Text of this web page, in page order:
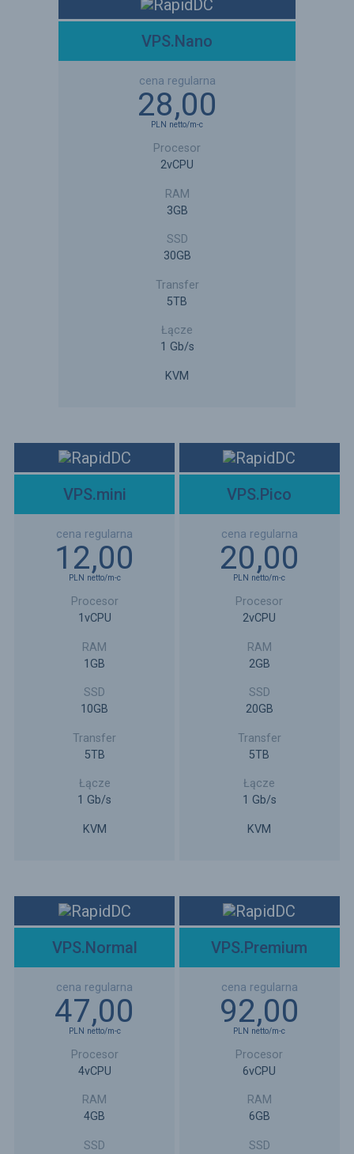
VPS.mini
12,00
PLN netto/m-c
1vCPU
1GB
10GB
5TB
1 Gb/s
KVM
VPS.Pico
20,00
PLN netto/m-c
2vCPU
2GB
20GB
5TB
1 Gb/s
KVM
VPS.Nano
28,00
PLN netto/m-c
2vCPU
3GB
30GB
5TB
1 Gb/s
KVM
VPS.Normal
47,00
PLN netto/m-c
4vCPU
4GB
VPS.Premium
92,00
PLN netto/m-c
6vCPU
6GB